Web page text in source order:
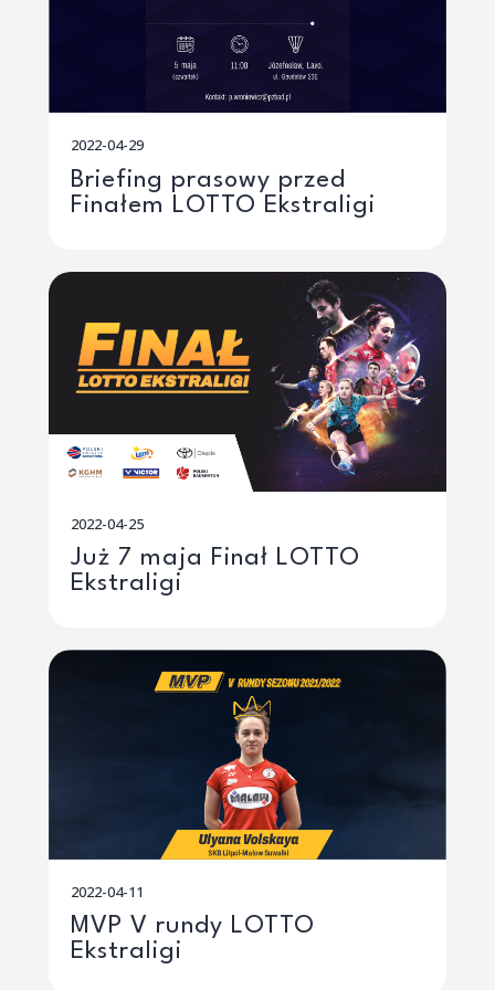
2022-04-29
Briefing prasowy przed
Finałem LOTTO Ekstraligi
2022-04-25
Już 7 maja Finał LOTTO
Ekstraligi
2022-04-11
MVP V rundy LOTTO
Ekstraligi